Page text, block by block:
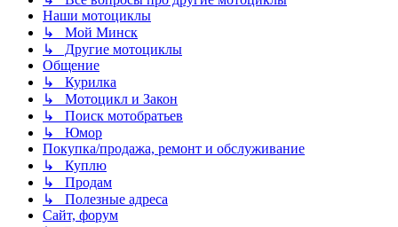
Наши мотоциклы
↳ Мой Минск
↳ Другие мотоциклы
Общение
↳ Курилка
↳ Мотоцикл и Закон
↳ Поиск мотобратьев
↳ Юмор
Покупка/продажа, ремонт и обслуживание
↳ Куплю
↳ Продам
↳ Полезные адреса
Сайт, форум